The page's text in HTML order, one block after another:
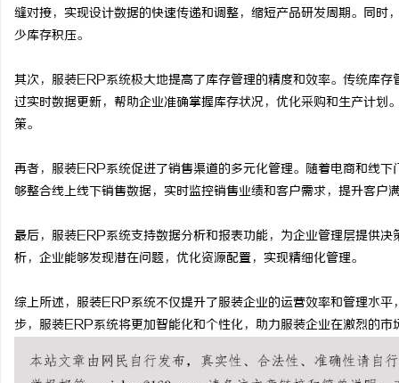
缝对接，实现设计数据的快速传递和调整，缩短产品研发周期。同
少库存积压。
其次，服装ERP系统极大地提高了库存管理的精度和效率。传统库
过实时数据更新，帮助企业准确掌握库存状况，优化采购和生产计
策。
再者，服装ERP系统促进了销售渠道的多元化管理。随着电商和线
够整合线上线下销售数据，实时监控销售业绩和客户需求，提升客户
最后，服装ERP系统支持数据分析和报表功能，为企业管理层提供
析，企业能够发现潜在问题，优化资源配置，实现精细化管理。
综上所述，服装ERP系统不仅提升了服装企业的运营效率和管理水
步，服装ERP系统将更加智能化和个性化，助力服装企业在激烈的市
开店最怕“搜不到”为什么隔壁店铺没花钱， 揭秘！专业充电桩